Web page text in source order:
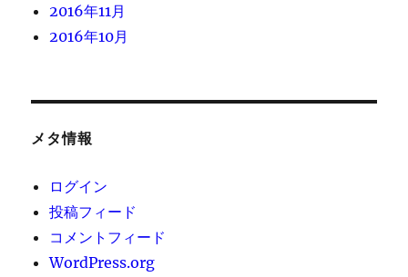
2016年11月
2016年10月
メタ情報
ログイン
投稿フィード
コメントフィード
WordPress.org